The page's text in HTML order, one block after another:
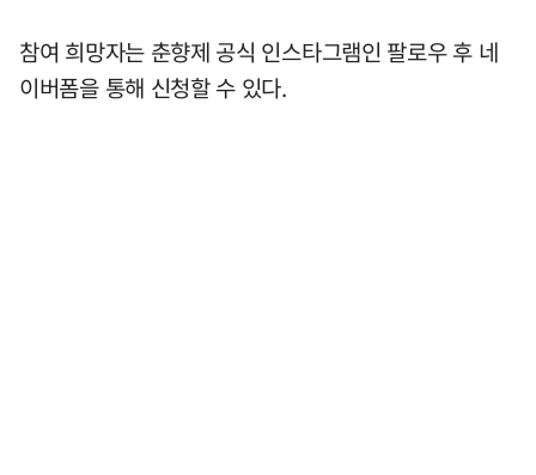
참여 희망자는 춘향제 공식 인스타그램인 팔로우 후 네
이버폼을 통해 신청할 수 있다.